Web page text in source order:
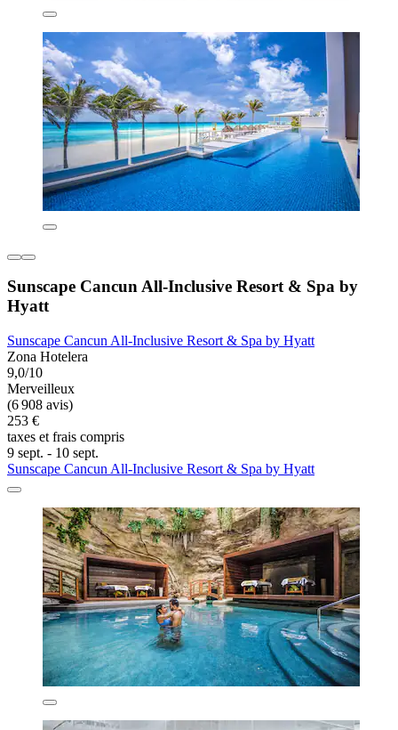
Sunscape Cancun All-Inclusive Resort & Spa by
Hyatt
Sunscape Cancun All-Inclusive Resort & Spa by Hyatt
Zona Hotelera
9,0/10
Merveilleux
(6 908 avis)
253 €
taxes et frais compris
9 sept. - 10 sept.
Sunscape Cancun All-Inclusive Resort & Spa by Hyatt